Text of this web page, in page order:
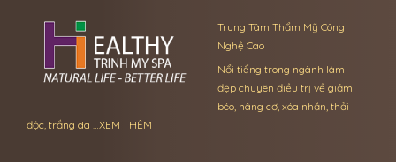
Trung Tâm Thẩm Mỹ Công
Nghệ Cao
Nổi tiếng trong ngành làm
đẹp chuyên điều trị về giảm
béo, nâng cơ, xóa nhăn, thải
độc, trắng da …XEM THÊM